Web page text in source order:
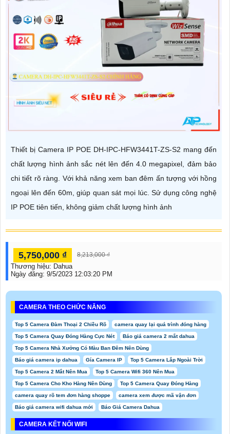
Thiết bị Camera IP POE DH-IPC-HFW3441T-ZS-S2 mang đến
chất lượng hình ảnh sắc nét lên đến 4.0 megapixel, đảm bảo
chi tiết rõ ràng. Với khả năng xem ban đêm ấn tượng với hồng
ngoại lên đến 60m, giúp quan sát mọi lúc. Sử dụng công nghệ
IP POE tiên tiến, không giảm chất lượng hình ảnh
5,750,000 ₫ 8,213,000 ₫
Thương hiệu: Dahua
Ngày đăng: 9/5/2023 12:03:20 PM
CAMERA THEO CHỨC NĂNG
Top 5 Camera Đàm Thoại 2 Chiều Rõ camera quay lại quá trình đóng hàng
Top 5 Camera Quay Đóng Hàng Cực Nét Báo giá camera 2 mắt dahua
Top 5 Camera Nhà Xưởng Có Màu Ban Đêm Nên Dùng
Báo giá camera ip dahua Gía Camera IP Top 5 Camera Lắp Ngoài Trời
Top 5 Camera 2 Mắt Nên Mua Top 5 Camera Wifi 360 Nên Mua
Top 5 Camera Cho Kho Hàng Nên Dùng Top 5 Camera Quay Đóng Hàng
camera quay rõ tem đơn hàng shoppe camera xem được mã vận đơn
Báo giá camera wifi dahua mới Báo Giá Camera Dahua
CAMERA KẾT NỐI WIFI